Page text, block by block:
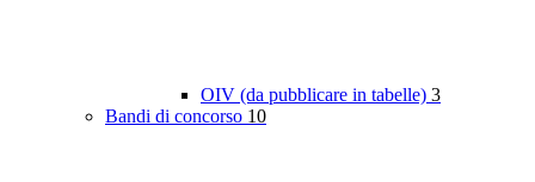
OIV (da pubblicare in tabelle) 3
Bandi di concorso 10